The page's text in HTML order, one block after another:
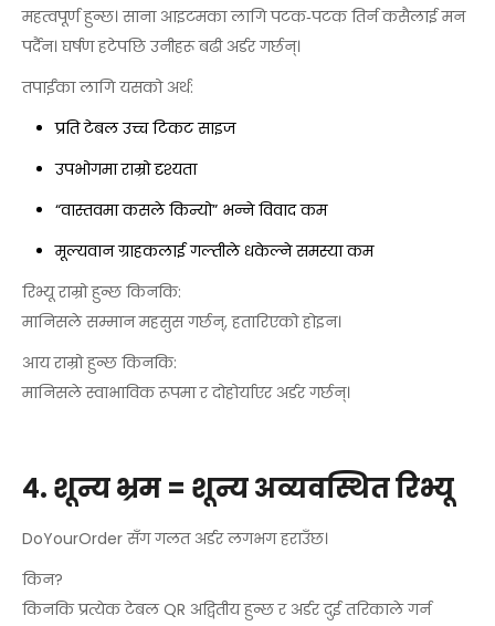
महत्वपूर्ण हुन्छ। साना आइटमका लागि पटक‑पटक तिर्न कसैलाई मन
पर्दैन। घर्षण हटेपछि उनीहरू बढी अर्डर गर्छन्।
तपाईंका लागि यसको अर्थ:
प्रति टेबल उच्च टिकट साइज
उपभोगमा राम्रो दृश्यता
“वास्तवमा कसले किन्यो” भन्ने विवाद कम
मूल्यवान ग्राहकलाई गल्तीले धकेल्ने समस्या कम
रिभ्यू राम्रो हुन्छ किनकि:
मानिसले सम्मान महसुस गर्छन्, हतारिएको होइन।
आय राम्रो हुन्छ किनकि:
मानिसले स्वाभाविक रूपमा र दोहोर्याएर अर्डर गर्छन्।
४. शून्य भ्रम = शून्य अव्यवस्थित रिभ्यू
DoYourOrder सँग गलत अर्डर लगभग हराउँछ।
किन?
किनकि प्रत्येक टेबल QR अद्वितीय हुन्छ र अर्डर दुई तरिकाले गर्न